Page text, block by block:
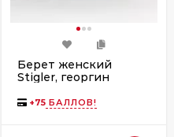
Берет женский
Stigler, георгин
+75 БАЛЛОВ!